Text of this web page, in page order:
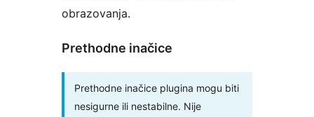
obrazovanja.
Prethodne inačice
Prethodne inačice plugina mogu biti
nesigurne ili nestabilne. Nije